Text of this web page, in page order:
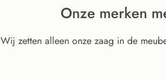
Onze merken
Wij zetten alleen onze zaag in de